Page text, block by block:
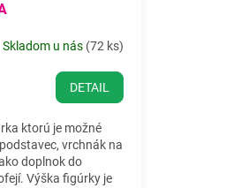
Skladom u nás (72 ks)
DETAIL
ktorú je možné
vrchnák na
doplnok do
Výška figúrky je